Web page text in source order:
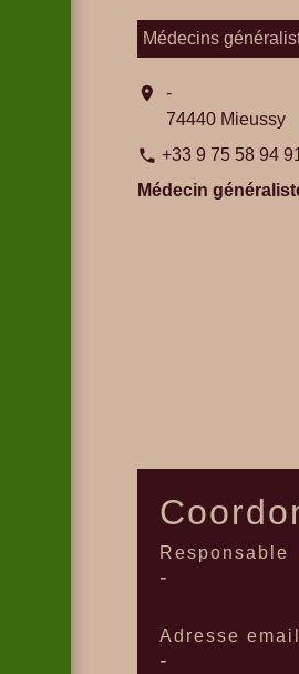
Médecins
location_on
-
74440 Mieussy
phone +33 9 75 58 94
Médecin
Responsable
-
Adresse
-